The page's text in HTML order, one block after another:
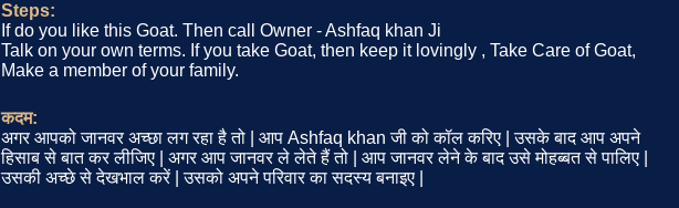
Steps:
If do you like this Goat. Then call Owner - Ashfaq khan Ji
Talk on your own terms. If you take Goat, then keep it lovingly , Take Care of Goat,
Make a member of your family.
कदम:
अगर आपको जानवर अच्छा लग रहा है तो | आप Ashfaq khan जी को कॉल करिए | उसके बाद आप अपने
हिसाब से बात कर लीजिए | अगर आप जानवर ले लेते हैं तो | आप जानवर लेने के बाद उसे मोहब्बत से पालिए |
उसकी अच्छे से देखभाल करें | उसको अपने परिवार का सदस्य बनाइए |